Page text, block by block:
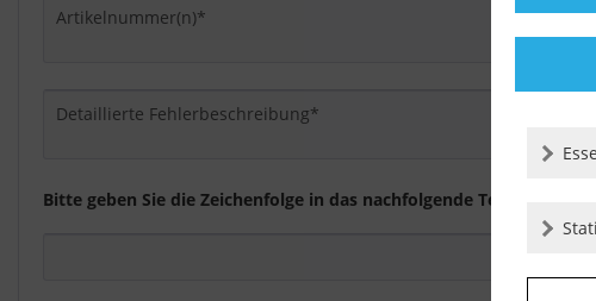
Bitte geben Sie die Zeichenfolge in das nachfolgende Textfeld ein